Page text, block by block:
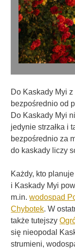
Do Kaskady Myi
bezpośrednio od
Do Kaskady Myi
jedynie strzałka i
bezpośrednio za
do kaskady liczy
Każdy, kto
i Kaskady Myi
m.in.wodospad
Chybotek. W
także tutejszy
się nieopodal
strumieni,